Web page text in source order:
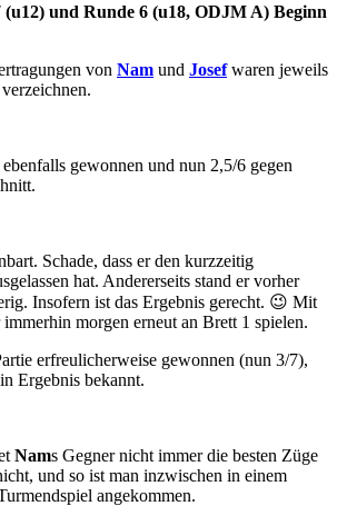
und Runde 6 (u18, ODJM A) Beginn
von Nam und Josefwaren jeweils
ebenfalls gewonnen und nun 2,5/6 gegen
Schade, dass er den kurzzeitig
hat. Andererseits stand er vorher
Insofern ist das Ergebnis gerecht. 😉 Mit
morgen erneut an Brett 1 spielen.
erfreulicherweise gewonnen (nun 3/7),
Ergebnis bekannt.
Nams Gegner nicht immer die besten Züge
und so ist man inzwischen in einem
angekommen.